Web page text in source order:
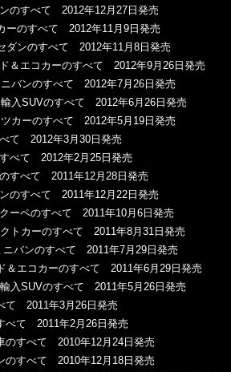
のすべて 2012年12月27日発売
ーのすべて 2012年11月9日発売
ダンのすべて 2012年11月8日発売
＆エコカーのすべて 2012年9月26日発売
バンのすべて 2012年7月26日発売
入SUVのすべて 2012年6月26日発売
カーのすべて 2012年5月19日発売
て 2012年3月30日発売
べて 2012年2月25日発売
すべて 2011年12月28日発売
のすべて 2011年12月22日発売
ーペのすべて 2011年10月6日発売
トカーのすべて 2011年8月31日発売
バンのすべて 2011年7月29日発売
＆エコカーのすべて 2011年6月29日発売
入SUVのすべて 2011年5月26日発売
て 2011年3月26日発売
べて 2011年2月26日発売
すべて 2010年12月24日発売
のすべて 2010年12月18日発売